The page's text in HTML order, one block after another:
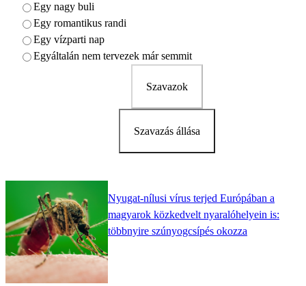
Egy nagy buli
Egy romantikus randi
Egy vízparti nap
Egyáltalán nem tervezek már semmit
Szavazok
Szavazás állása
Nyugat-nílusi vírus terjed Európában a
magyarok közkedvelt nyaralóhelyein is:
többnyire szúnyogcsípés okozza